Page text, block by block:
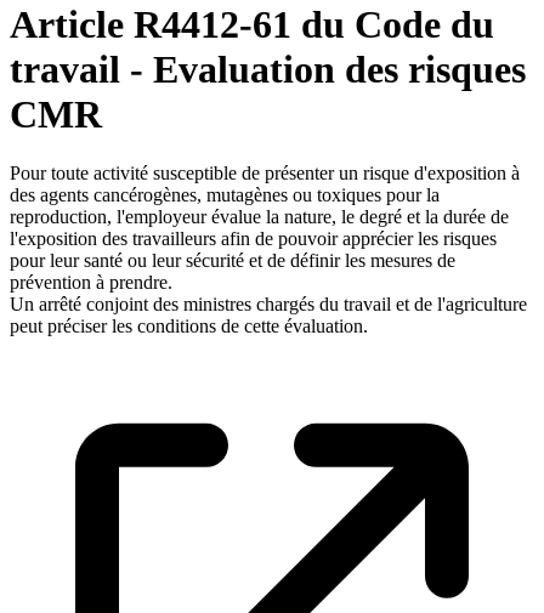
Article R4412-61 du Code du
travail - Evaluation des risques
CMR
Pour toute activité susceptible de présenter un risque d'exposition à
des agents cancérogènes, mutagènes ou toxiques pour la
reproduction, l'employeur évalue la nature, le degré et la durée de
l'exposition des travailleurs afin de pouvoir apprécier les risques
pour leur santé ou leur sécurité et de définir les mesures de
prévention à prendre.
Un arrêté conjoint des ministres chargés du travail et de l'agriculture
peut préciser les conditions de cette évaluation.